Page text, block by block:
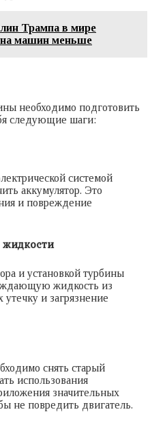
Трампа в мире
машин меньше
необходимо подготовить
следующие шаги:
системой
аккумулятор. Это
и повреждение
и установкой турбины
жидкость из
утечку и загрязнение
снять старый
использования
значительных
не повредить двигатель.